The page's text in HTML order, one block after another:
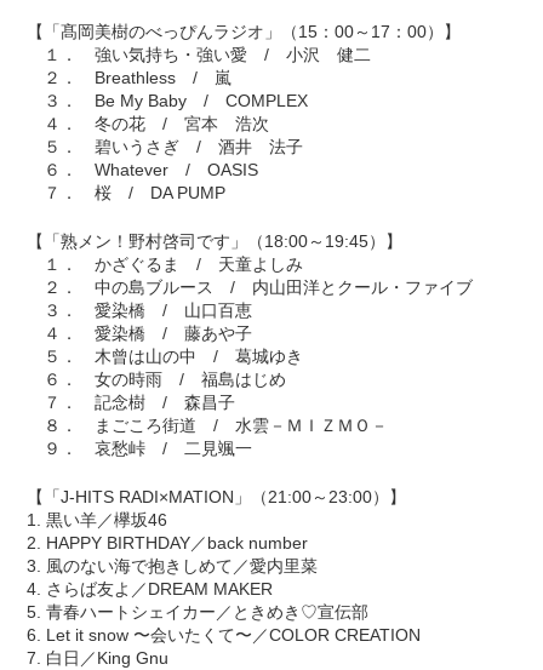
【「髙岡美樹のべっぴんラジオ」（15：00～17：00）】
１． 強い気持ち・強い愛 / 小沢 健二
２． Breathless / 嵐
３． Be My Baby / COMPLEX
４． 冬の花 / 宮本 浩次
５． 碧いうさぎ / 酒井 法子
６． Whatever / OASIS
７． 桜 / DA PUMP
【「熟メン！野村啓司です」（18:00～19:45）】
１． かざぐるま / 天童よしみ
２． 中の島ブルース / 内山田洋とクール・ファイブ
３． 愛染橋 / 山口百恵
４． 愛染橋 / 藤あや子
５． 木曾は山の中 / 葛城ゆき
６． 女の時雨 / 福島はじめ
７． 記念樹 / 森昌子
８． まごころ街道 / 水雲－ＭＩＺＭＯ－
９． 哀愁峠 / 二見颯一
【「J-HITS RADI×MATION」（21:00～23:00）】
1. 黒い羊／欅坂46
2. HAPPY BIRTHDAY／back number
3. 風のない海で抱きしめて／愛内里菜
4. さらば友よ／DREAM MAKER
5. 青春ハートシェイカー／ときめき♡宣伝部
6. Let it snow 〜会いたくて〜／COLOR CREATION
7. 白日／King Gnu